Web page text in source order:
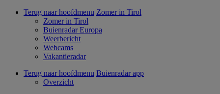
Terug naar hoofdmenu Zomer in Tirol
Zomer in Tirol
Buienradar Europa
Weerbericht
Webcams
Vakantieradar
Terug naar hoofdmenu Buienradar app
Overzicht